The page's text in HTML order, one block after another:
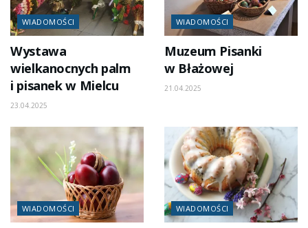
WIADOMOŚCI
Wystawa
wielkanocnych palm
i pisanek w Mielcu
23.04.2025
WIADOMOŚCI
Muzeum Pisanki
w Błażowej
21.04.2025
WIADOMOŚCI WIADOMOŚCI